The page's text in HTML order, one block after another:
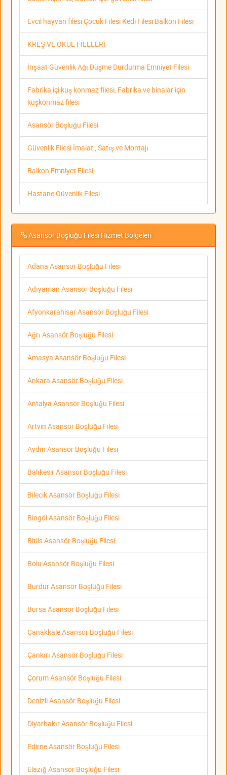
Evcil hayvan filesi Çocuk Filesi Kedi Filesi Balkon Filesi
KREŞ VE OKUL FİLELERİ
İnşaat Güvenlik Ağı Düşme Durdurma Emniyet Filesi
Fabrika içi kuş konmaz filesi, Fabrika ve binalar için
kuşkonmaz filesi
Asansör Boşluğu Filesi
Güvenlik Filesi İmalat , Satış ve Montajı
Balkon Emniyet Filesi
Hastane Güvenlik Filesi
Asansör Boşluğu Filesi Hizmet Bölgeleri
Adana Asansör Boşluğu Filesi
Adıyaman Asansör Boşluğu Filesi
Afyonkarahisar Asansör Boşluğu Filesi
Ağrı Asansör Boşluğu Filesi
Amasya Asansör Boşluğu Filesi
Ankara Asansör Boşluğu Filesi
Antalya Asansör Boşluğu Filesi
Artvin Asansör Boşluğu Filesi
Aydın Asansör Boşluğu Filesi
Balıkesir Asansör Boşluğu Filesi
Bilecik Asansör Boşluğu Filesi
Bingöl Asansör Boşluğu Filesi
Bitlis Asansör Boşluğu Filesi
Bolu Asansör Boşluğu Filesi
Burdur Asansör Boşluğu Filesi
Bursa Asansör Boşluğu Filesi
Çanakkale Asansör Boşluğu Filesi
Çankırı Asansör Boşluğu Filesi
Çorum Asansör Boşluğu Filesi
Denizli Asansör Boşluğu Filesi
Diyarbakır Asansör Boşluğu Filesi
Edirne Asansör Boşluğu Filesi
Elazığ Asansör Boşluğu Filesi